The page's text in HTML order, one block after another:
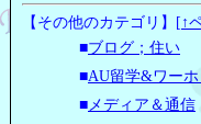
【その他のカテゴリ】 [ ↑
■ブログ；住い
■AU留学&ワーホ
■メディア＆通信